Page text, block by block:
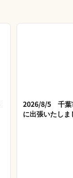
2026/8/5 千葉
に出張いたしま